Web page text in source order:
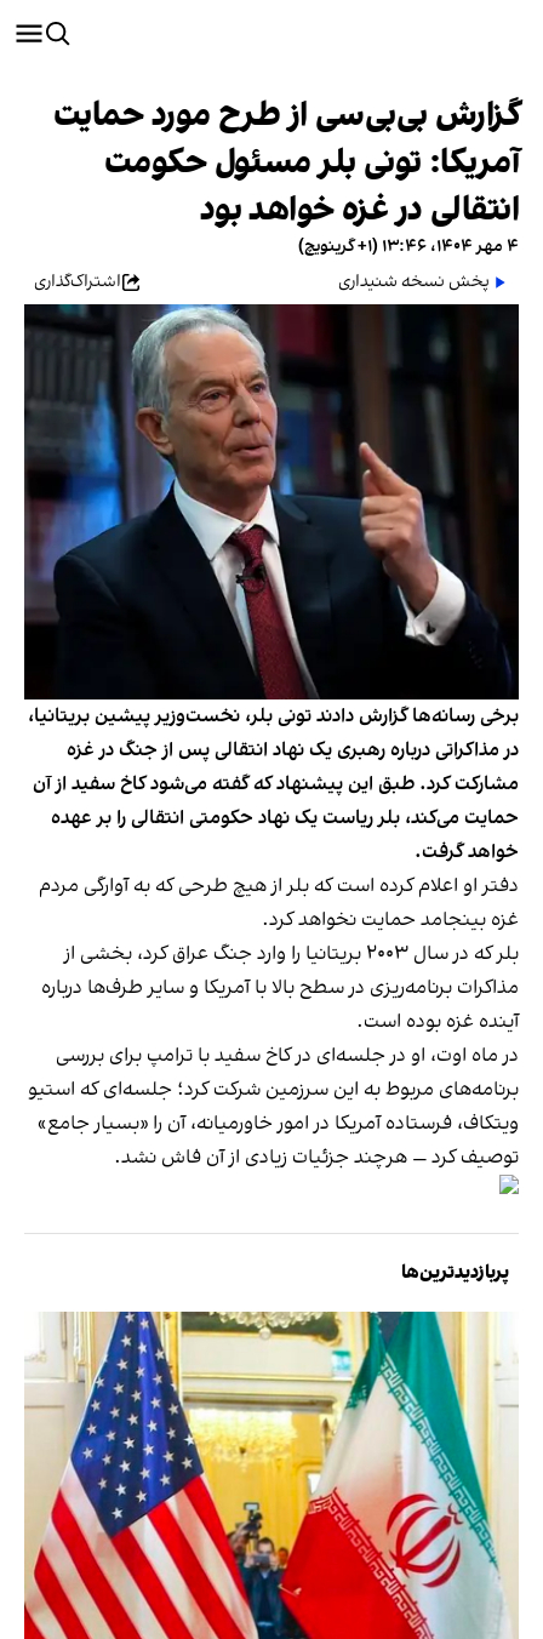
گزارش بی‌بی‌سی از طرح مورد حمایت
آمریکا: تونی بلر مسئول حکومت
انتقالی در غزه خواهد بود
۴ مهر ۱۴۰۴، ۱۳:۴۶ (‎+۱ گرینویچ)
پخش نسخه شنیداری
اشتراک‌گذاری
برخی رسانه‌ها گزارش دادند تونی بلر، نخست‌وزیر پیشین بریتانیا،
در مذاکراتی درباره رهبری یک نهاد انتقالی پس از جنگ در غزه
مشارکت کرد. طبق این پیشنهاد که گفته می‌شود کاخ سفید از آن
حمایت می‌کند، بلر ریاست یک نهاد حکومتی انتقالی را بر عهده
خواهد گرفت.
دفتر او اعلام کرده است که بلر از هیچ طرحی که به آوارگی مردم
غزه بینجامد حمایت نخواهد کرد.
بلر که در سال ۲۰۰۳ بریتانیا را وارد جنگ عراق کرد، بخشی از
مذاکرات برنامه‌ریزی در سطح بالا با آمریکا و سایر طرف‌ها درباره
آینده غزه بوده است.
در ماه اوت، او در جلسه‌ای در کاخ سفید با ترامپ برای بررسی
برنامه‌های مربوط به این سرزمین شرکت کرد؛ جلسه‌ای که استیو
ویتکاف، فرستاده آمریکا در امور خاورمیانه، آن را «بسیار جامع»
توصیف کرد — هرچند جزئیات زیادی از آن فاش نشد.
پربازدیدترین‌ها